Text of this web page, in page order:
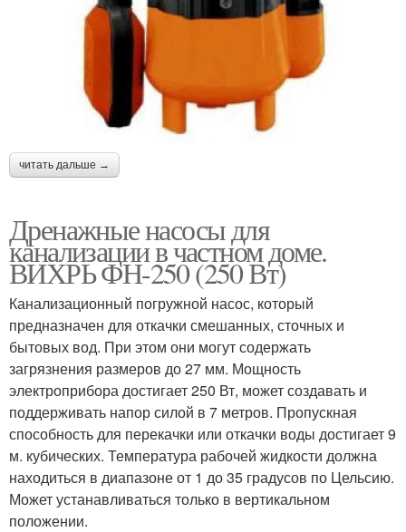
читать дальше →
Дренажные насосы для
канализации в частном доме.
ВИХРЬ ФН-250 (250 Вт)
Канализационный погружной насос, который
предназначен для откачки смешанных, сточных и
бытовых вод. При этом они могут содержать
загрязнения размеров до 27 мм. Мощность
электроприбора достигает 250 Вт, может создавать и
поддерживать напор силой в 7 метров. Пропускная
способность для перекачки или откачки воды достигает 9
м. кубических. Температура рабочей жидкости должна
находиться в диапазоне от 1 до 35 градусов по Цельсию.
Может устанавливаться только в вертикальном
положении.